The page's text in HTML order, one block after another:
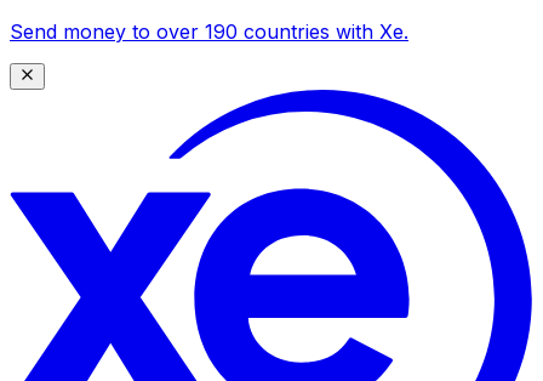
Send money to over 190 countries with Xe.